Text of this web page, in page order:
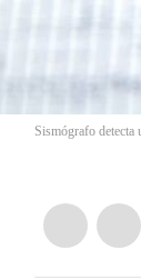
Sismógrafo